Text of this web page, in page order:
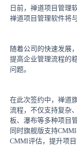
日前，禅道项目管理
禅道项目管理软件将
随着公司的快速发展
提高企业管理流程的
问题。
在此次签约中，禅道
流程，不仅支持复杂
板、瀑布等多种项目
同时旗舰版支持
CMMI评估，提升项目